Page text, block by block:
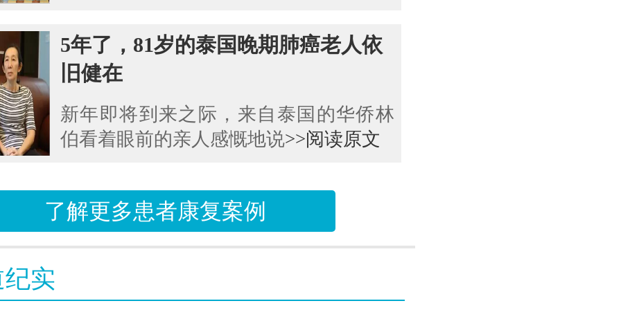
5年了，81岁的泰国晚期肺癌老人依
旧健在
新年即将到来之际，来自泰国的华侨林
伯看着眼前的亲人感慨地说>>阅读原文
了解更多患者康复案例
实